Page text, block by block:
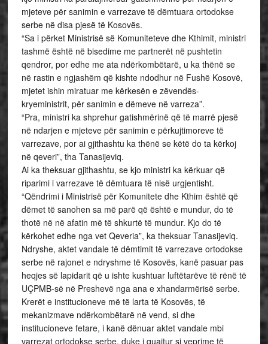
mjeteve për sanimin e varrezave të dëmtuara ortodokse
serbe në disa pjesë të Kosovës.
“Sa i përket Ministrisë së Komuniteteve dhe Kthimit, ministri
tashmë është në bisedime me partnerët në pushtetin
qendror, por edhe me ata ndërkombëtarë, u ka thënë se
në rastin e ngjashëm që kishte ndodhur në Fushë Kosovë,
mjetet ishin miratuar me kërkesën e zëvendës-
kryeministrit, për sanimin e dëmeve në varreza”.
“Pra, ministri ka shprehur gatishmërinë që të marrë pjesë
në ndarjen e mjeteve për sanimin e përkujtimoreve të
varrezave, por ai gjithashtu ka thënë se këtë do ta kërkoj
në qeveri”, tha Tanasijeviq.
Ai ka theksuar gjithashtu, se kjo ministri ka kërkuar që
riparimi i varrezave të dëmtuara të nisë urgjentisht.
“Qëndrimi i Ministrisë për Komunitete dhe Kthim është që
dëmet të sanohen sa më parë që është e mundur, do të
thotë në në afatin më të shkurtë të mundur. Kjo do të
kërkohet edhe nga vet Qeveria”, ka theksuar Tanasijeviq.
Ndryshe, aktet vandale të dëmtimit të varrezave ortodokse
serbe në rajonet e ndryshme të Kosovës, kanë pasuar pas
heqjes së lapidarit që u ishte kushtuar luftëtarëve të rënë të
UÇPMB-së në Preshevë nga ana e xhandarmërisë serbe.
Krerët e institucioneve më të larta të Kosovës, të
mekanizmave ndërkombëtarë në vend, si dhe
institucioneve fetare, i kanë dënuar aktet vandale mbi
varrezat ortodokse serbe, duke i quajtur si veprime të